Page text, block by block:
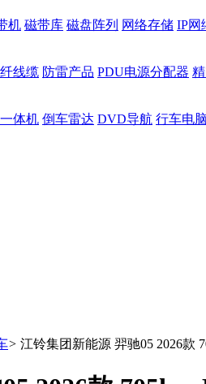
机 磁带库 磁盘阵列 网络存储 IP网
线缆 防雷产品 PDU电源分配器
体机 倒车雷达 DVD导航 行车电脑
> 江铃集团新能源 羿驰05 2026款